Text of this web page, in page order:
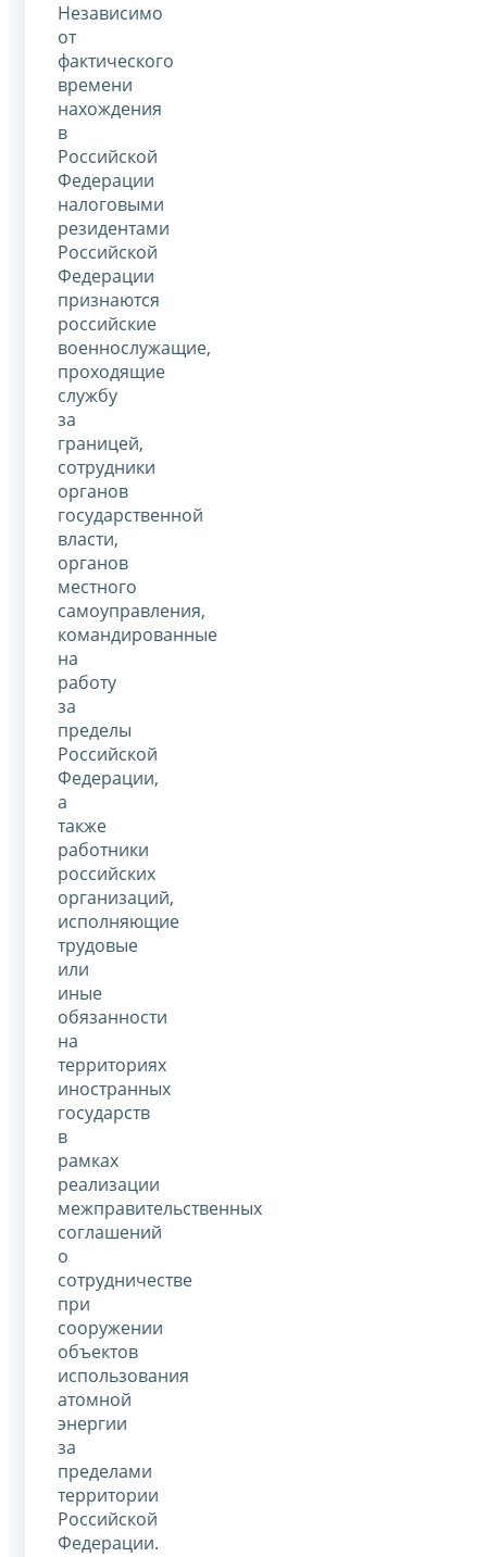
Независимо
от
фактического
времени
нахождения
в
Российской
Федерации
налоговыми
резидентами
Российской
Федерации
признаются
российские
военнослужащие,
проходящие
службу
за
границей,
сотрудники
органов
государственной
власти,
органов
местного
самоуправления,
командированные
на
работу
за
пределы
Российской
Федерации,
а
также
работники
российских
организаций,
исполняющие
трудовые
или
иные
обязанности
на
территориях
иностранных
государств
в
рамках
реализации
межправительственных
соглашений
о
сотрудничестве
при
сооружении
объектов
использования
атомной
энергии
за
пределами
территории
Российской
Федерации.